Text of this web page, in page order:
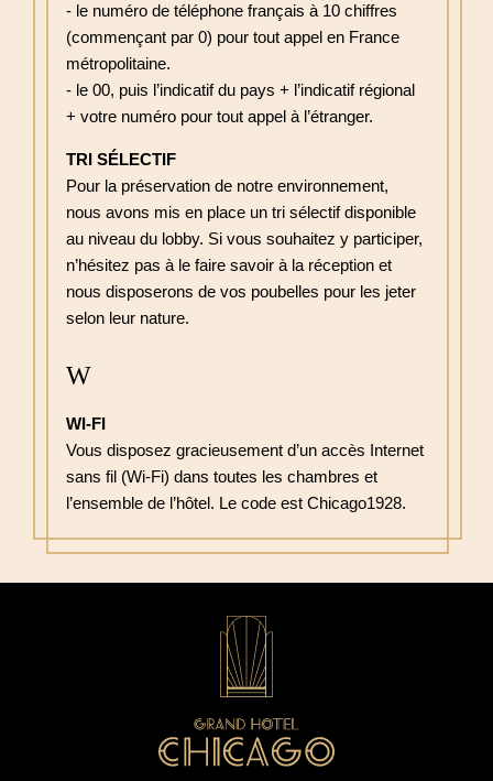
- le numéro de téléphone français à 10 chiffres
(commençant par 0) pour tout appel en France
métropolitaine.
- le 00, puis l’indicatif du pays + l’indicatif régional
+ votre numéro pour tout appel à l’étranger.
TRI SÉLECTIF
Pour la préservation de notre environnement,
nous avons mis en place un tri sélectif disponible
au niveau du lobby. Si vous souhaitez y participer,
n’hésitez pas à le faire savoir à la réception et
nous disposerons de vos poubelles pour les jeter
selon leur nature.
W
WI-FI
Vous disposez gracieusement d’un accès Internet
sans fil (Wi-Fi) dans toutes les chambres et
l’ensemble de l’hôtel. Le code est Chicago1928.